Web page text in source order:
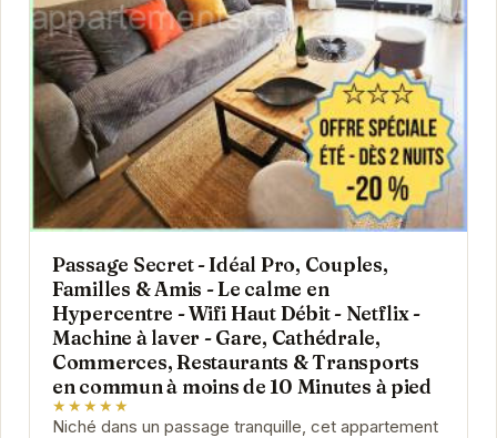
Passage Secret - Idéal Pro, Couples,
Familles & Amis - Le calme en
Hypercentre - Wifi Haut Débit - Netflix -
Machine à laver - Gare, Cathédrale,
Commerces, Restaurants & Transports
en commun à moins de 10 Minutes à pied
★★★★★
Niché dans un passage tranquille, cet appartement